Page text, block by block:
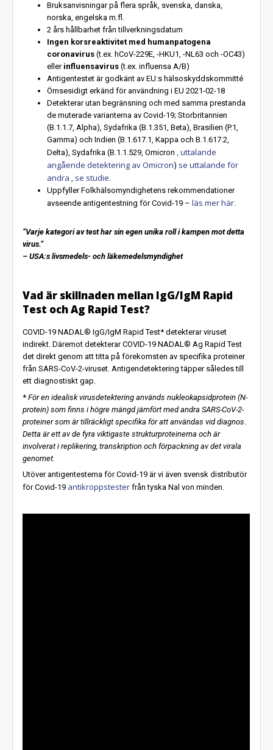
Bruksanvisningar på flera språk, svenska, danska,
norska, engelska m.fl.
2 års hållbarhet från tillverkningsdatum
Ingen korsreaktivitet med humanpatogena
coronavirus (t.ex. hCoV-229E, -HKU1, -NL63 och -OC43)
eller influensavirus (t.ex. influensa A/B)
Antigentestet är godkänt av EU:s hälsoskyddskommitté
Ömsesidigt erkänd för användning i EU 2021-02-18
Detekterar utan begränsning och med samma prestanda
de muterade varianterna av Covid-19; Storbritannien
(B.1.1.7, Alpha), Sydafrika (B.1.351, Beta), Brasilien (P.1,
Gamma) och Indien (B.1.617.1, Kappa och B.1.617.2,
Delta), Sydafrika (B.1.1.529, Omicron , uttalande
angående detektering av Omicron) se uttalande för
andra, se studie.
Uppfyller Folkhälsomyndighetens rekommendationer
avseende antigentestning för Covid-19 – läs mer här.
“Varje kategori av test har sin egen unika roll i kampen mot detta
virus.”
– USA:s livsmedels- och läkemedelsmyndighet
Vad är skillnaden mellan IgG/IgM Rapid
Test och Ag Rapid Test?
COVID-19 NADAL® IgG/IgM Rapid Test* detekterar viruset
indirekt. Däremot detekterar COVID-19 NADAL® Ag Rapid Test
det direkt genom att titta på förekomsten av specifika proteiner
från SARS-CoV-2-viruset. Antigendetektering täpper således till
ett diagnostiskt gap.
*För en idealisk virusdetektering används nukleokapsidprotein (N-
protein) som finns i högre mängd jämfört med andra SARS-CoV-2-
proteiner som är tillräckligt specifika för att användas vid diagnos
Detta är ett av de fyra viktigaste strukturproteinerna och är
involverat i replikering, transkription och förpackning av det virala
genomet.
Utöver antigentesterna för Covid-19 är vi även svensk distributör
för Covid-19 antikroppstester från tyska Nal von minden.